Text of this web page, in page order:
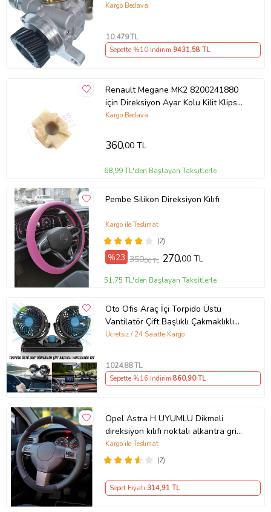
Kargo Bedava
10.479TL
Sepette %10 İndirim 9431,58 TL
Renault Megane MK2 8200241880
için Direksiyon Ayar Kolu Kilit Klips
Plastiği
Kargo Bedava
360,00 TL
68,99 TL'den Başlayan Taksitlerle
Pembe Silikon Direksiyon Kılıfı
(2)
Kargo ile Teslimat
%23 350,00 TL 270,00 TL
51,75 TL'den Başlayan Taksitlerle
Oto Ofis Araç İçi Torpido Üstü
Vantilatör Çift Başlıklı Çakmaklıklı
Soğutucu Fan 360° Dönebilen 12V
Ücretsiz / 24 Saatte Kargo
1024,88 TL
Sepette %16 İndirim 860,90 TL
Opel Astra H UYUMLU Dikmeli
direksiyon kılıfı noktalı alkantra gri
yüzüklü ( 38×10.5CM )
(2)
Kargo ile Teslimat
Sepet Fiyatı 314,91 TL